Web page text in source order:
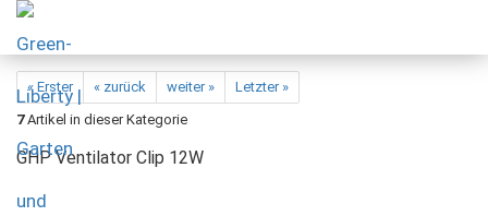
« Erster « zurück weiter »
Letzter »
7Artikel in dieser Kategorie
GHP Ventilator Clip 12W